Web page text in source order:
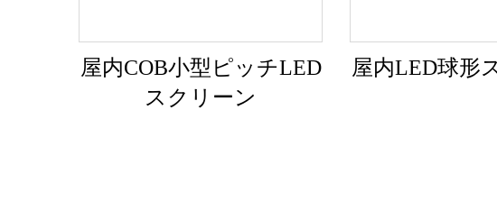
屋内COB小型ピッチLED
スクリーン
屋内LED球形